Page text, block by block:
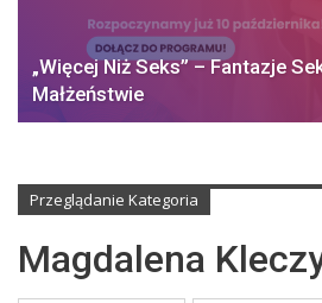
„Więcej Niż Seks” – Fantazje
Małżeństwie
Przeglądanie Kategoria
Magdalena